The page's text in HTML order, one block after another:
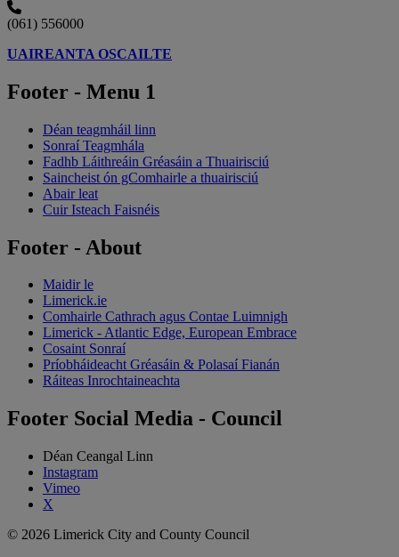
(061) 556000
UAIREANTA OSCAILTE
Footer - Menu 1
Déan teagmháil linn
Sonraí Teagmhála
Fadhb Láithreáin Gréasáin a Thuairisciú
Saincheist ón gComhairle a thuairisciú
Abair leat
Cuir Isteach Faisnéis
Footer - About
Maidir le
Limerick.ie
Comhairle Cathrach agus Contae Luimnigh
Limerick - Atlantic Edge, European Embrace
Cosaint Sonraí
Príobháideacht Gréasáin & Polasaí Fianán
Ráiteas Inrochtaineachta
Footer Social Media - Council
Déan Ceangal Linn
Instagram
Vimeo
X
© 2026 Limerick City and County Council